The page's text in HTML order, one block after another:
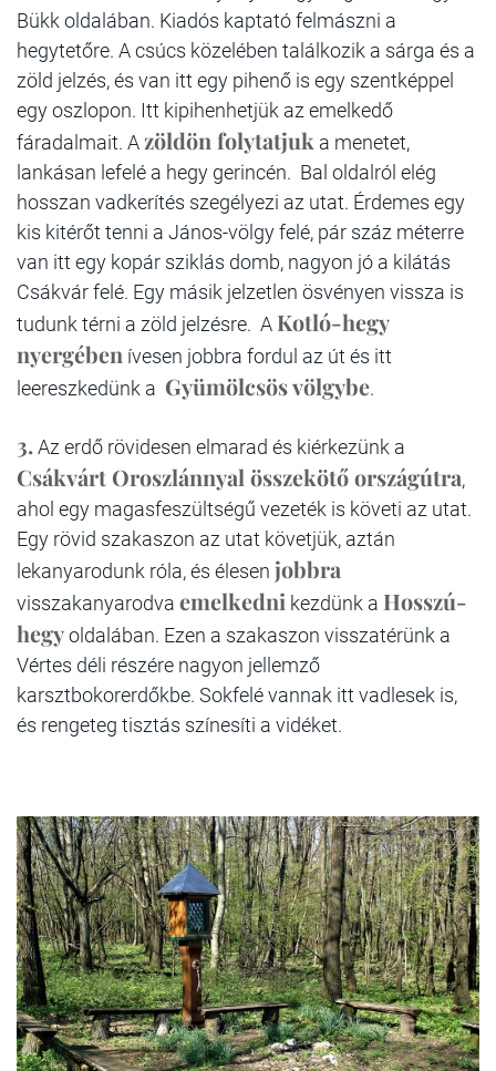
Bükk oldalában. Kiadós kaptató felmászni a
hegytetőre. A csúcs közelében találkozik a sárga és a
zöld jelzés, és van itt egy pihenő is egy szentképpel
egy oszlopon. Itt kipihenhetjük az emelkedő
fáradalmait. A zöldön folytatjuk a menetet,
lankásan lefelé a hegy gerincén. Bal oldalról elég
hosszan vadkerítés szegélyezi az utat. Érdemes egy
kis kitérőt tenni a János-völgy felé, pár száz méterre
van itt egy kopár sziklás domb, nagyon jó a kilátás
Csákvár felé. Egy másik jelzetlen ösvényen vissza is
tudunk térni a zöld jelzésre. A Kotló-hegy
nyergében ívesen jobbra fordul az út és itt
leereszkedünk a Gyümölcsös völgybe.
3.Az erdő rövidesen elmarad és kiérkezünk a
Csákvárt Oroszlánnyal összekötő országútra,
ahol egy magasfeszültségű vezeték is követi az utat.
Egy rövid szakaszon az utat követjük, aztán
lekanyarodunk róla, és élesen jobbra
visszakanyarodva emelkedni kezdünk a Hosszú-
hegyoldalában. Ezen a szakaszon visszatérünk a
Vértes déli részére nagyon jellemző
karsztbokorerdőkbe. Sokfelé vannak itt vadlesek is,
és rengeteg tisztás színesíti a vidéket.